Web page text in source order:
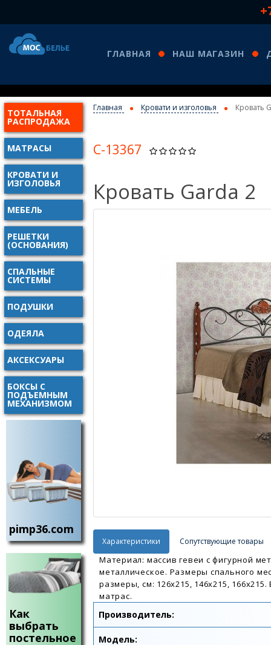
ТОТАЛЬНАЯ
РАСПРОДАЖА
МАТРАСЫ
КРОВАТИ И
ИЗГОЛОВЬЯ
МЕБЕЛЬ
РЕШЕТКИ
(ОСНОВАНИЯ)
СПАЛЬНЫЕ
СИСТЕМЫ
ПОДУШКИ
ОДЕЯЛА
АКСЕКСУАРЫ
БОКСЫ С
ПОДЪЕМНЫМ
МЕХАНИЗМОМ
pimp36.com
Как
выбрать
постельное
ГЛАВНАЯ НАШ МАГАЗИН
Главная Кровати и изголовья Кровать
С-13367
Кровать Garda 2
Характеристики Сопутствующие товары
Материал: массив гевеи с фигурной
металлическое. Размеры спального
размеры, см: 126х215, 146х215,
матрас.
Производитель:
Модель: